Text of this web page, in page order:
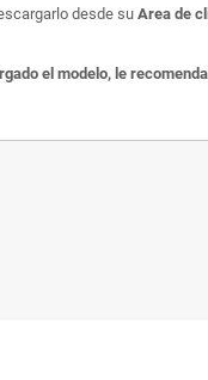
desde su Area de
el modelo, le